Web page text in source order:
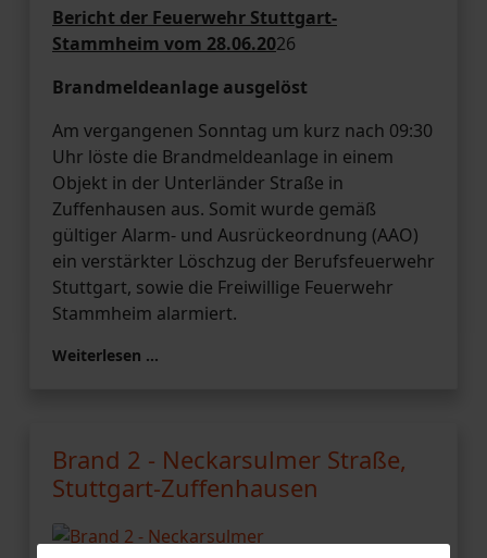
Bericht der Feuerwehr Stuttgart-
Stammheim vom 28.06.2026
Brandmeldeanlage ausgelöst
Am vergangenen Sonntag um kurz nach 09:30
Uhr löste die Brandmeldeanlage in einem
Objekt in der Unterländer Straße in
Zuffenhausen aus. Somit wurde gemäß
gültiger Alarm- und Ausrückeordnung (AAO)
ein verstärkter Löschzug der Berufsfeuerwehr
Stuttgart, sowie die Freiwillige Feuerwehr
Stammheim alarmiert.
Weiterlesen …
Brand 2 - Neckarsulmer Straße,
Stuttgart-Zuffenhausen